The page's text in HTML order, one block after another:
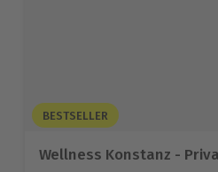
BESTSELLER
Wellness Konstanz -